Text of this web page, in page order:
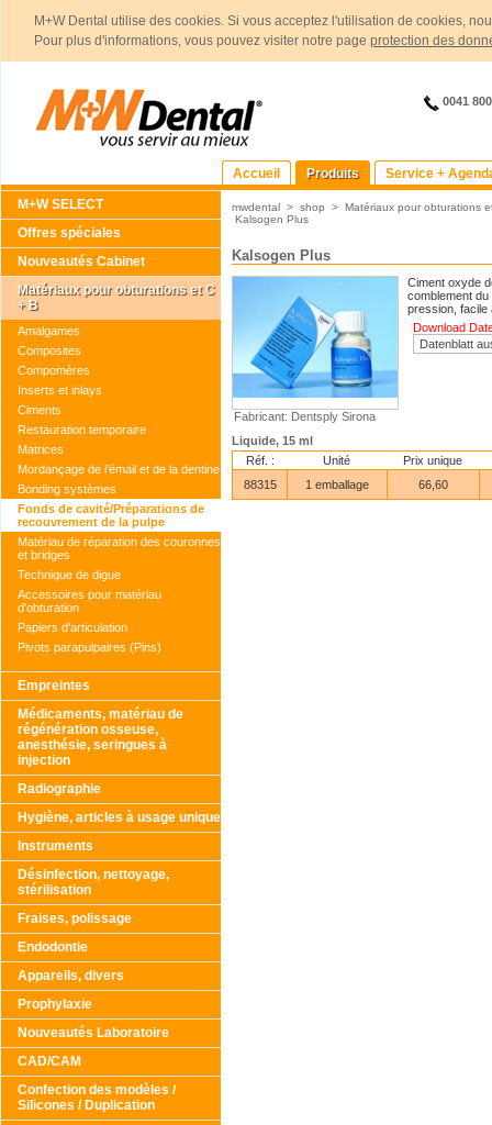
M+W Dental utilise des cookies. Si vous acceptez l'utilisation de cookies,
Pour plus d'informations, vous pouvez visiter notre page protection des
0041
Accueil Produits
Service +
M+W SELECT
Offres spéciales
Nouveautés Cabinet
Matériaux pour obturations et C
+ B
Amalgames
Composites
Compomères
Inserts et inlays
Ciments
Restauration temporaire
Matrices
Mordançage de l’émail et de la dentine
Bonding systèmes
Fonds de cavité/Préparations de
recouvrement de la pulpe
Matériau de réparation des couronnes
et bridges
Technique de digue
Accessoires pour matériau
d'obturation
Papiers d'articulation
Pivots parapulpaires (Pins)
Empreintes
Médicaments, matériau de
régénération osseuse,
anesthésie, seringues à
injection
Radiographie
Hygiène, articles à usage unique
Instruments
Désinfection, nettoyage,
stérilisation
Fraises, polissage
Endodontie
Appareils, divers
Prophylaxie
Nouveautés Laboratoire
CAD/CAM
Confection des modèles /
Silicones / Duplication
mwdental > shop > Matériaux pour obturations
Kalsogen Plus
Kalsogen Plus
Fabricant: Dentsply Sirona
Ciment oxyde
comblement
pression, facile
Download
Liquide, 15 ml
Réf. :
Unité
Prix unique
88315
1 emballage 66,60